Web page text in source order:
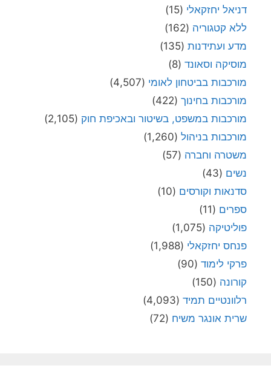
דניאל יחזקאלי (15)
ללא קטגוריה (162)
מדע ועתידנות (135)
מוסיקה וסאונד (8)
מורכבות בביטחון לאומי (4,507)
מורכבות בחינוך (422)
מורכבות במשפט, בשיטור ובאכיפת חוק (2,105)
מורכבות בניהול (1,260)
משטרה וחברה (57)
נשים (43)
סדנאות וקורסים (10)
ספרים (11)
פוליטיקה (1,075)
פנחס יחזקאלי (1,988)
פרקי לימוד (90)
קורונה (150)
רלוונטיים תמיד (4,093)
שרית אונגר משיח (72)